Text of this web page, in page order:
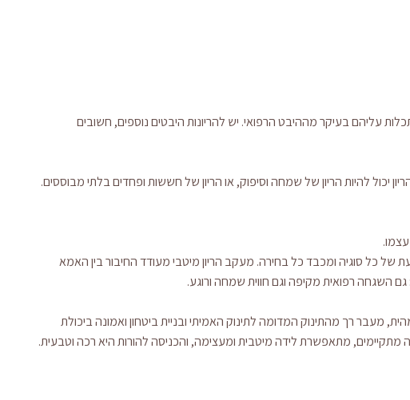
עליהם בעיקר מההיבט הרפואי. יש להריונות היבטים נוספים, חשובים
יכול להיות הריון של שמחה וסיפוק, או הריון של חששות ופחדים בלתי מבוססים.
של כל סוגיה ומכבד כל בחירה. מעקב הריון מיטבי מעודד החיבור בין האמא
השגחה רפואית מקיפה וגם חווית שמחה ורוגע.
רך מהתינוק המדומה לתינוק האמיתי ובניית ביטחון ואמונה ביכולת
מתאפשרת לידה מיטבית ומעצימה, והכניסה להורות היא רכה וטבעית.